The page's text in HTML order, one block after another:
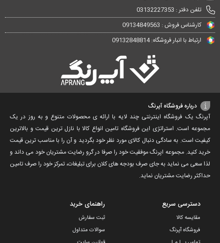
تلفن دفتر : 03132227353
کارشناس فروش : 09134849563
ارتباط با انبار فروشگاه: 09132848814
درباره فروشگاه آپرنگ
آپرنگ یک فروشگاه اینترنتی چند لایه با ارائه ی محصولات متنوع و به روز در یک
مجموعه است. استراتژی این فروشگاه تامین انواع کالا با نازل ترین قیمت و بالاترین
کیفیت است. به سادگی دنبال کالای مورد نظر خود بگردید و آن را با مناسب ترین قیمت
خرید کنید. مجموعه اپرنگ موفقیت خود را صرفا در گرو رضایت مشتریان خود می داند و
لذا سعی می نماید به جای صرف بودجه های کلان برای تبلیغات، تمرکز خود را صرف تامین
حداکثر رضایت مشتریان نماید‌.
دسترسی سریع
مقایسه کالا
فروشگاه آپرنگ
راهنمای خرید
ثبت سفارش
سوالات متداول